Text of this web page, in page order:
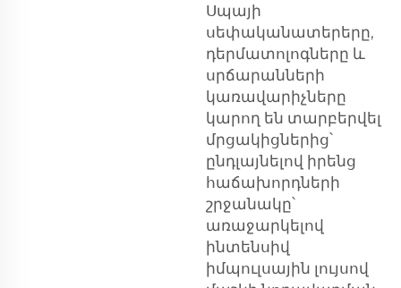
Սպայի
սեփականատերերը,
դերմատոլոգները և
սրճարանների
կառավարիչները
կարող են տարբերվել
մրցակիցներից՝
ընդլայնելով իրենց
հաճախորդների
շրջանակը՝
առաջարկելով
ինտենսիվ
իմպուլսային լույսով